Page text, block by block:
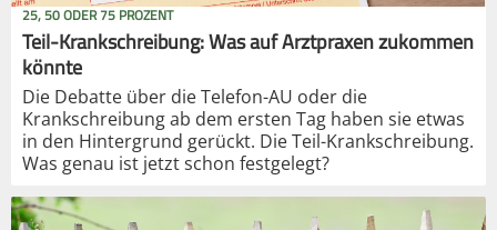
25, 50 ODER 75 PROZENT
Teil-Krankschreibung: Was auf Arztpraxen zukommen
könnte
Die Debatte über die Telefon-AU oder die
Krankschreibung ab dem ersten Tag haben sie etwas
in den Hintergrund gerückt. Die Teil-Krankschreibung.
Was genau ist jetzt schon festgelegt?